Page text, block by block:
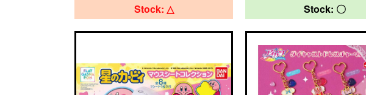
Stock: △ Stock: 〇